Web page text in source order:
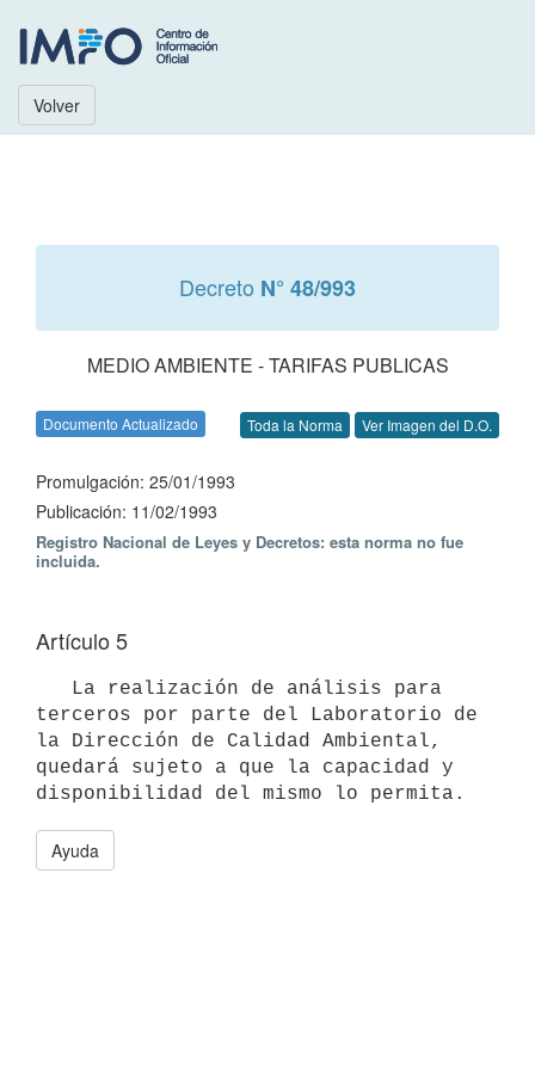
Volver
Decreto N° 48/993
MEDIO AMBIENTE - TARIFAS PUBLICAS
Documento Actualizado Toda la Norma Ver Imagen del D.O.
Promulgación: 25/01/1993
Publicación: 11/02/1993
Registro Nacional de Leyes y Decretos: esta norma no fue
incluida.
Artículo 5
terceros por parte del Laboratorio de
la Dirección de Calidad Ambiental,
quedará sujeto a que la capacidad y
Ayuda